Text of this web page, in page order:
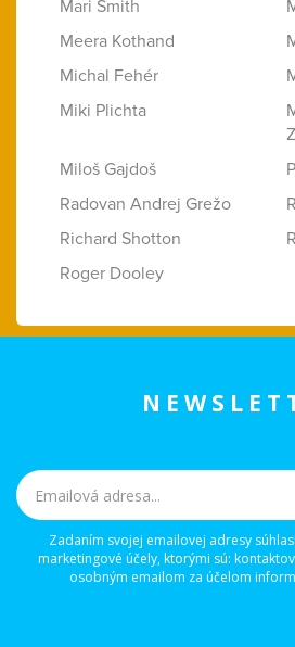
Mari Smith
Meera Kothand
Michal Fehér
Miki Plichta
Miloš Gajdoš
Radovan Andrej Grežo
Richard Shotton
Roger Dooley
Zadaním svojej emailovej adresy
marketingové účely, ktorými sú:
osobným emailom za účelom